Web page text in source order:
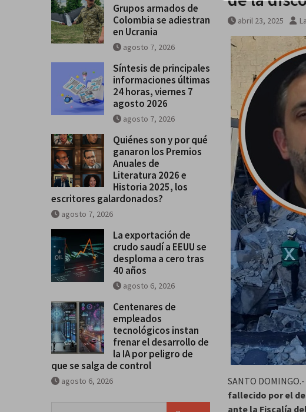
de Colombia se adiestran en Ucrania
abril 23, 2025
SANTO DOMINGO.-
fallecido por el
ante la Fiscalía
Grupos armados de
Colombia se adiestran
en Ucrania
agosto 7, 2026
Síntesis de principales
informaciones últimas
24 horas, viernes 7
agosto 2026
agosto 7, 2026
Quiénes son y por qué
ganaron los Premios
Anuales de
Literatura 2026 e
Historia 2025, los
escritores galardonados?
agosto 7, 2026
La exportación de
crudo saudí a EEUU se
desploma a cero tras
40 años
agosto 6, 2026
Centenares de
empleados
tecnológicos instan
frenar el desarrollo de
la IA por peligro de
que se salga de control
agosto 6, 2026